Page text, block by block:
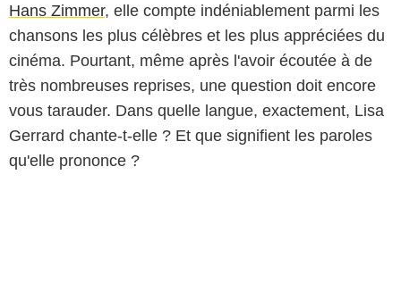
Hans Zimmer, elle compte indéniablement parmi les
chansons les plus célèbres et les plus appréciées du
cinéma. Pourtant, même après l'avoir écoutée à de
très nombreuses reprises, une question doit encore
vous tarauder. Dans quelle langue, exactement, Lisa
Gerrard chante-t-elle ? Et que signifient les paroles
qu'elle prononce ?